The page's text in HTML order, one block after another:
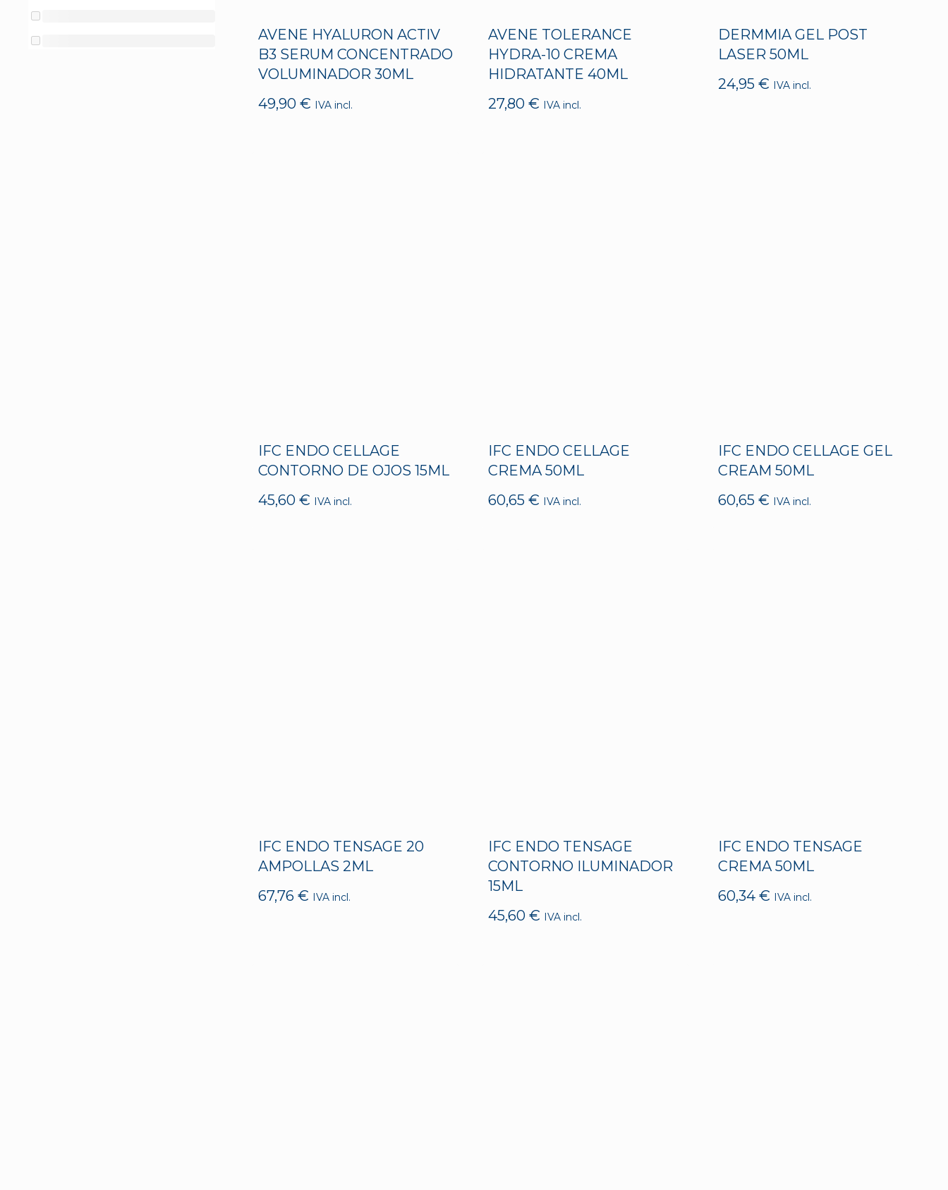
AVENE HYALURON ACTIV
B3 SERUM CONCENTRADO
VOLUMINADOR 30ML
49,90 € IVA incl.
AVENE TOLERANCE
HYDRA-10 CREMA
HIDRATANTE 40ML
27,80 € IVA incl.
DERMMIA GEL POST
LASER 50ML
24,95 € IVA incl.
IFC ENDO CELLAGE
CONTORNO DE OJOS 15ML
45,60 € IVA incl.
IFC ENDO CELLAGE
CREMA 50ML
60,65 € IVA incl.
IFC ENDO CELLAGE GEL
CREAM 50ML
60,65 € IVA incl.
IFC ENDO TENSAGE 20
AMPOLLAS 2ML
67,76 € IVA incl.
IFC ENDO TENSAGE
CONTORNO ILUMINADOR
15ML
45,60 € IVA incl.
IFC ENDO TENSAGE
CREMA 50ML
60,34 € IVA incl.